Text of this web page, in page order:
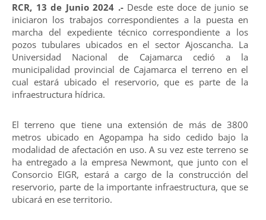
RCR, 13 de Junio 2024 .-Desde este doce de junio se
iniciaron los trabajos correspondientes a la puesta en
marcha del expediente técnico correspondiente a los
pozos tubulares ubicados en el sector Ajoscancha. La
Universidad Nacional de Cajamarca cedió a la
municipalidad provincial de Cajamarca el terreno en el
cual estará ubicado el reservorio, que es parte de la
infraestructura hídrica.
El terreno que tiene una extensión de más de 3800
metros ubicado en Agopampa ha sido cedido bajo la
modalidad de afectación en uso. A su vez este terreno se
ha entregado a la empresa Newmont, que junto con el
Consorcio EIGR, estará a cargo de la construcción del
reservorio, parte de la importante infraestructura, que se
ubicará en ese territorio.